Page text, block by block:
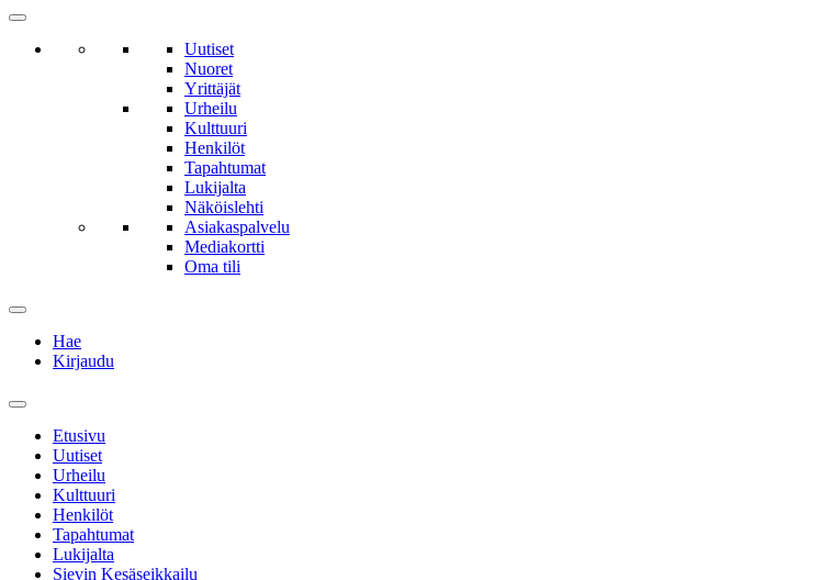
Uutiset
Nuoret
Yrittäjät
Urheilu
Kulttuuri
Henkilöt
Tapahtumat
Lukijalta
Näköislehti
Asiakaspalvelu
Mediakortti
Oma tili
Hae
Kirjaudu
Etusivu
Uutiset
Urheilu
Kulttuuri
Henkilöt
Tapahtumat
Lukijalta
Sievin Kesäseikkailu